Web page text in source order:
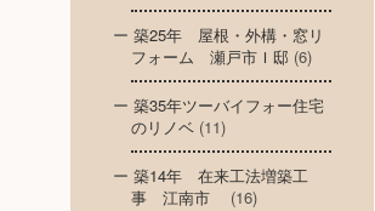
築25年 屋根・外構・窓リ
フォーム 瀬戸市Ｉ邸 (6)
築35年ツーバイフォー住宅
のリノベ (11)
築14年 在来工法増築工
事 江南市
(16)